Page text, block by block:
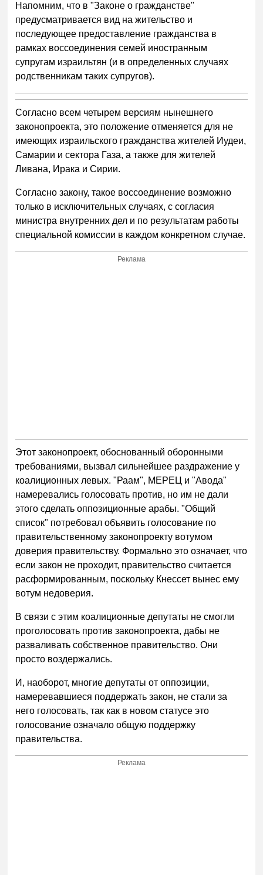
Напомним, что в "Законе о гражданстве"
предусматривается вид на жительство и
последующее предоставление гражданства в
рамках воссоединения семей иностранным
супругам израильтян (и в определенных случаях
родственникам таких супругов).
Согласно всем четырем версиям нынешнего
законопроекта, это положение отменяется для не
имеющих израильского гражданства жителей Иудеи,
Самарии и сектора Газа, а также для жителей
Ливана, Ирака и Сирии.
Согласно закону, такое воссоединение возможно
только в исключительных случаях, с согласия
министра внутренних дел и по результатам работы
специальной комиссии в каждом конкретном случае.
Реклама
Этот законопроект, обоснованный оборонными
требованиями, вызвал сильнейшее раздражение у
коалиционных левых. "Раам", МЕРЕЦ и "Авода"
намеревались голосовать против, но им не дали
этого сделать оппозиционные арабы. "Общий
список" потребовал объявить голосование по
правительственному законопроекту вотумом
доверия правительству. Формально это означает, что
если закон не проходит, правительство считается
расформированным, поскольку Кнессет вынес ему
вотум недоверия.
В связи с этим коалиционные депутаты не смогли
проголосовать против законопроекта, дабы не
разваливать собственное правительство. Они
просто воздержались.
И, наоборот, многие депутаты от оппозиции,
намеревавшиеся поддержать закон, не стали за
него голосовать, так как в новом статусе это
голосование означало общую поддержку
правительства.
Реклама